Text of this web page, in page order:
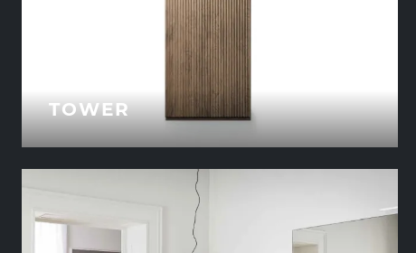
TOWER